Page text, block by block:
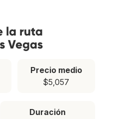
la ruta
Vegas
Precio medio
$5,057
Duración